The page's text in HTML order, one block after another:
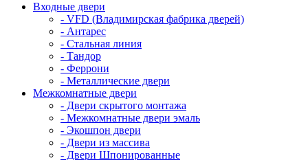
Входные двери
- VFD (Владимирская фабрика дверей)
- Антарес
- Стальная линия
- Тандор
- Феррони
- Металлические двери
Межкомнатные двери
- Двери скрытого монтажа
- Межкомнатные двери эмаль
- Экошпон двери
- Двери из массива
- Двери Шпонированные